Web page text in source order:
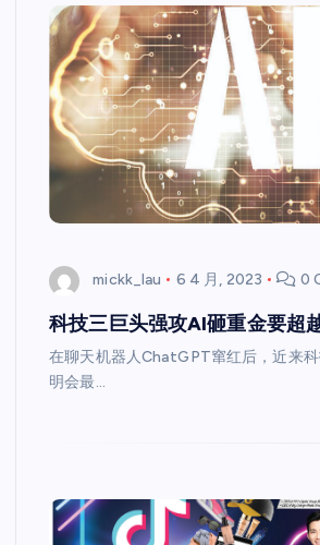
mickk_lau 6 4 月, 2023 0
科技三巨头强攻AI砸重金要超
在聊天机器人ChatGPT窜红后，近来
明会最…